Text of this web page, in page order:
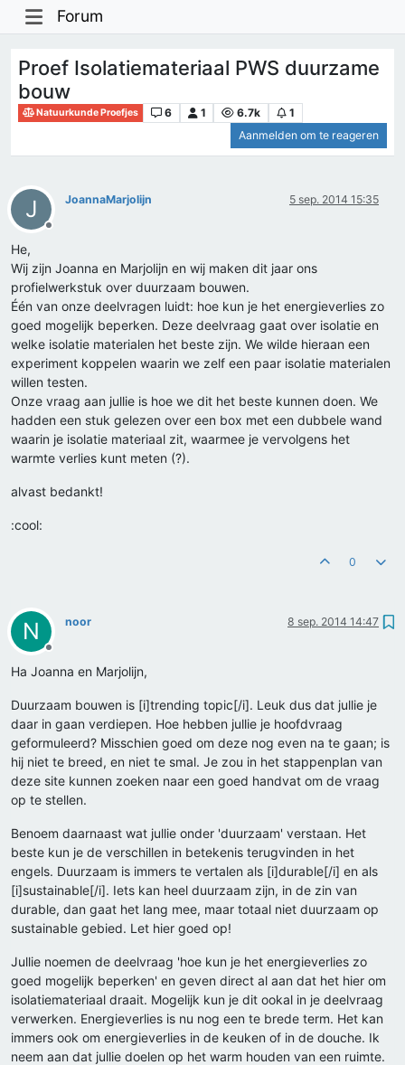
Forum
Proef Isolatiemateriaal PWS duurzame
bouw
Natuurkunde Proefjes 6 1 6.7k
1
Aanmelden om te reageren
J
Offline
JoannaMarjolijn 5 sep. 2014 15:35
He,
Wij zijn Joanna en Marjolijn en wij maken dit jaar ons
profielwerkstuk over duurzaam bouwen.
Één van onze deelvragen luidt: hoe kun je het energieverlies zo
goed mogelijk beperken. Deze deelvraag gaat over isolatie en
welke isolatie materialen het beste zijn. We wilde hieraan een
experiment koppelen waarin we zelf een paar isolatie materialen
willen testen.
Onze vraag aan jullie is hoe we dit het beste kunnen doen. We
hadden een stuk gelezen over een box met een dubbele wand
waarin je isolatie materiaal zit, waarmee je vervolgens het
warmte verlies kunt meten (?).
alvast bedankt!
:cool:
0
N
Offline
noor 8 sep. 2014 14:47
Ha Joanna en Marjolijn,
Duurzaam bouwen is [i]trending topic[/i]. Leuk dus dat jullie je
daar in gaan verdiepen. Hoe hebben jullie je hoofdvraag
geformuleerd? Misschien goed om deze nog even na te gaan; is
hij niet te breed, en niet te smal. Je zou in het stappenplan van
deze site kunnen zoeken naar een goed handvat om de vraag
op te stellen.
Benoem daarnaast wat jullie onder 'duurzaam' verstaan. Het
beste kun je de verschillen in betekenis terugvinden in het
engels. Duurzaam is immers te vertalen als [i]durable[/i] en als
[i]sustainable[/i]. Iets kan heel duurzaam zijn, in de zin van
durable, dan gaat het lang mee, maar totaal niet duurzaam op
sustainable gebied. Let hier goed op!
Jullie noemen de deelvraag 'hoe kun je het energieverlies zo
goed mogelijk beperken' en geven direct al aan dat het hier om
isolatiemateriaal draait. Mogelijk kun je dit ookal in je deelvraag
verwerken. Energieverlies is nu nog een te brede term. Het kan
immers ook om energieverlies in de keuken of in de douche. Ik
neem aan dat jullie doelen op het warm houden van een ruimte.